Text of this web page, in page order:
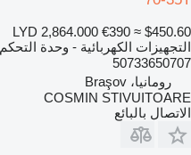
LYD 2,864.000 €390 ≈ $450.60
التجهيزات الكهربائية - وحدة التحكم
50733650707
رومانيا، Braşov
COSMIN STIVUITOARE
الاتصال بالبائع